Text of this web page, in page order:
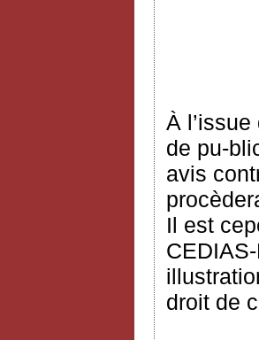
À
de pu-
avis
Il est
droit de